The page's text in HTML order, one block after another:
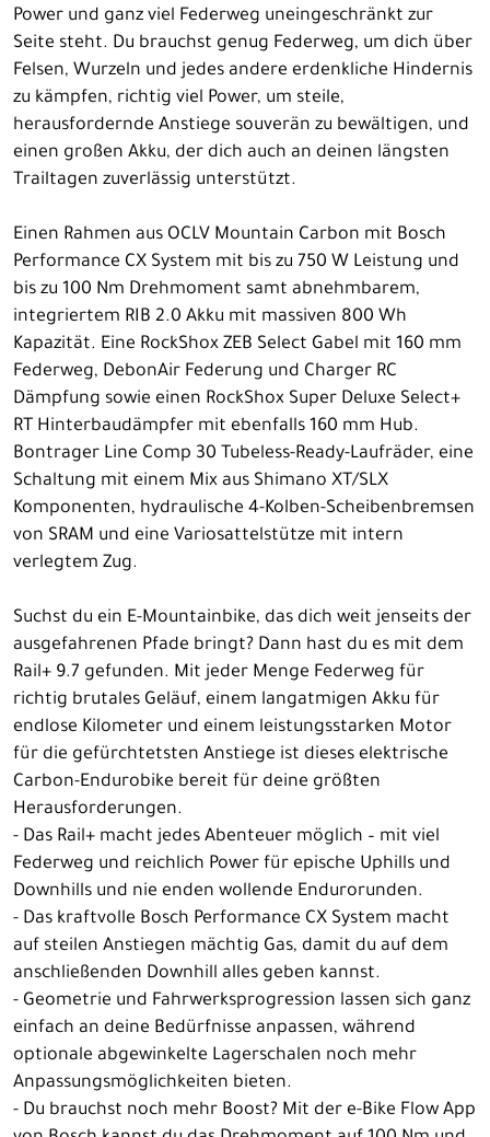
Power und ganz viel Federweg uneingeschränkt zur
Seite steht. Du brauchst genug Federweg, um dich über
Felsen, Wurzeln und jedes andere erdenkliche Hindernis
zu kämpfen, richtig viel Power, um steile,
herausfordernde Anstiege souverän zu bewältigen, und
einen großen Akku, der dich auch an deinen längsten
Trailtagen zuverlässig unterstützt.
Einen Rahmen aus OCLV Mountain Carbon mit Bosch
Performance CX System mit bis zu 750 W Leistung und
bis zu 100 Nm Drehmoment samt abnehmbarem,
integriertem RIB 2.0 Akku mit massiven 800 Wh
Kapazität. Eine RockShox ZEB Select Gabel mit 160 mm
Federweg, DebonAir Federung und Charger RC
Dämpfung sowie einen RockShox Super Deluxe Select+
RT Hinterbaudämpfer mit ebenfalls 160 mm Hub.
Bontrager Line Comp 30 Tubeless-Ready-Laufräder, eine
Schaltung mit einem Mix aus Shimano XT/SLX
Komponenten, hydraulische 4-Kolben-Scheibenbremsen
von SRAM und eine Variosattelstütze mit intern
verlegtem Zug.
Suchst du ein E-Mountainbike, das dich weit jenseits der
ausgefahrenen Pfade bringt? Dann hast du es mit dem
Rail+ 9.7 gefunden. Mit jeder Menge Federweg für
richtig brutales Geläuf, einem langatmigen Akku für
endlose Kilometer und einem leistungsstarken Motor
für die gefürchtetsten Anstiege ist dieses elektrische
Carbon-Endurobike bereit für deine größten
Herausforderungen.
- Das Rail+ macht jedes Abenteuer möglich – mit viel
Federweg und reichlich Power für epische Uphills und
Downhills und nie enden wollende Endurorunden.
- Das kraftvolle Bosch Performance CX System macht
auf steilen Anstiegen mächtig Gas, damit du auf dem
anschließenden Downhill alles geben kannst.
- Geometrie und Fahrwerksprogression lassen sich ganz
einfach an deine Bedürfnisse anpassen, während
optionale abgewinkelte Lagerschalen noch mehr
Anpassungsmöglichkeiten bieten.
- Du brauchst noch mehr Boost? Mit der e-Bike Flow App